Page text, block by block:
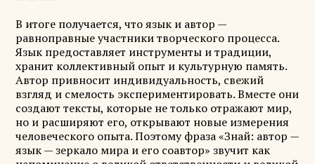
В итоге получается, что язык и автор —
равноправные участники творческого процесса.
Язык предоставляет инструменты и традиции,
хранит коллективный опыт и культурную память.
Автор привносит индивидуальность, свежий
взгляд и смелость экспериментировать. Вместе они
создают тексты, которые не только отражают мир,
но и расширяют его, открывают новые измерения
человеческого опыта. Поэтому фраза «Знай: автор —
язык — зеркало мира и его соавтор» звучит как